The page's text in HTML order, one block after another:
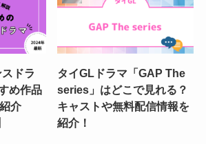
ドラ
め作品
介
タイGLドラマ「GAP The
series」はどこで見れる？
キャストや無料配信情報を
紹介！